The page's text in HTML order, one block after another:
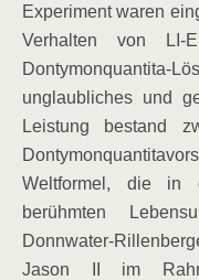
Experiment waren
Verhalten von LI-
Dontymonquantita-
unglaubliches und
Leistung bestand
Weltformel, die in
berühmten
Donnwater-
Jason II im